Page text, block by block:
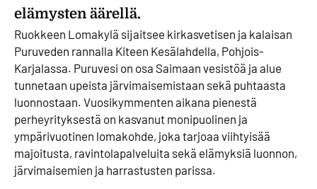
elämysten äärellä.
Ruokkeen Lomakylä sijaitsee kirkasvetisen ja kalaisan
Puruveden rannalla Kiteen Kesälahdella, Pohjois-
Karjalassa. Puruvesi on osa Saimaan vesistöä ja alue
tunnetaan upeista järvimaisemistaan sekä puhtaasta
luonnostaan. Vuosikymmenten aikana pienestä
perheyrityksestä on kasvanut monipuolinen ja
ympärivuotinen lomakohde, joka tarjoaa viihtyisää
majoitusta, ravintolapalveluita sekä elämyksiä luonnon,
järvimaisemien ja harrastusten parissa.